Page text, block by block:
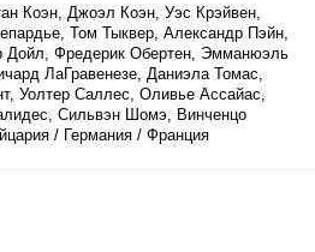
Коэн, Джоэл Коэн, Уэс Крэйвен,
Том Тыквер, Александр Пэйн,
Дойл, Фредерик Обертен, Эмманюэль
ЛаГравенезе, Даниэла Томас,
Уолтер Саллес, Оливье Ассайас,
Сильвэн Шомэ, Винченцо
/ Германия / Франция